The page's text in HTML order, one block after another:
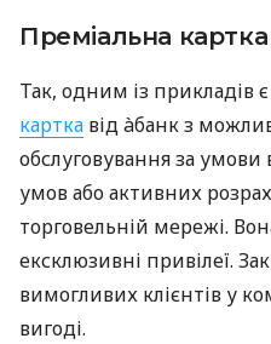
Преміальна
Так, одним із прикладів
картка від àбанк з
обслуговування за
умов або активних
торговельній мережі.
ексклюзивні привілеї.
вимогливих клієнтів у
вигоді.